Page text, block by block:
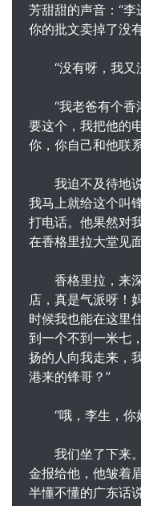
芳甜甜的声音：“李
你的批文卖掉了没
“没有呀，我又
“我老爸有个香
要这个，我把他的
你，你自己和他联
我迫不及待地说
我马上就给这个叫
打电话。他果然对
在香格里拉大堂见
香格里拉，来深
店，真是气派呀！
时候我也能在这里
到一个不到一米七
扬的人向我走来，
港来的锋哥？”
“哦，李生，你
我们坐了下来。
金报给他，他皱着
半懂不懂的广东话